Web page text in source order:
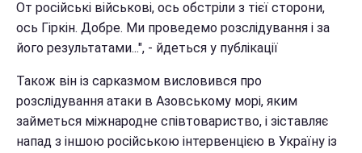
От російські військові, ось обстріли з тієї сторони,
ось Гіркін. Добре. Ми проведемо розслідування і за
його результатами...", - йдеться у публікації
Також він із сарказмом висловився про
розслідування атаки в Азовському морі, яким
займеться міжнародне співтовариство, і зіставляє
напад з іншою російською інтервенцією в Україну із